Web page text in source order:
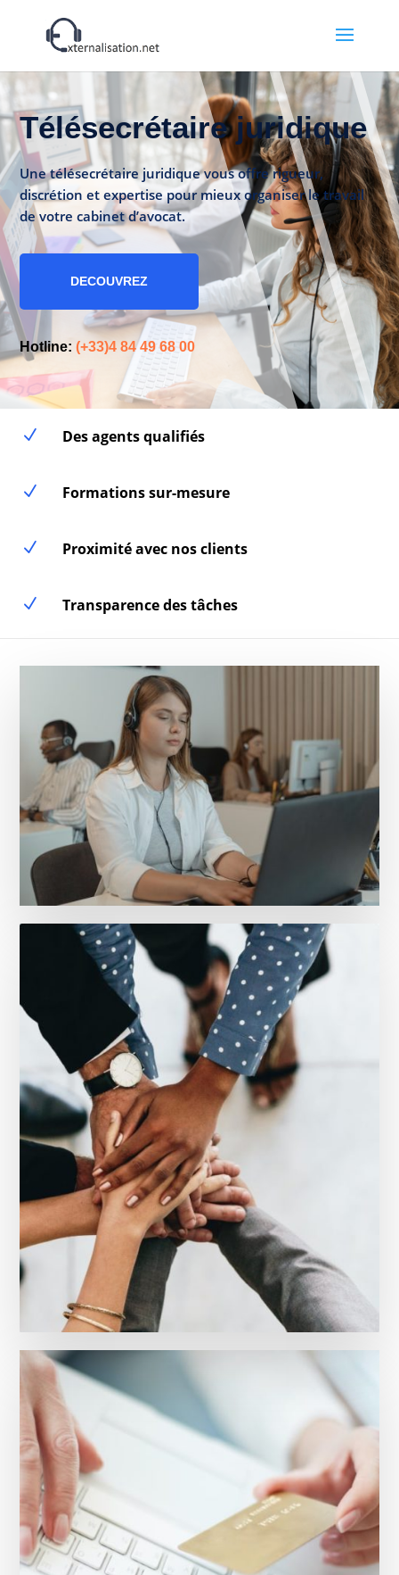
Télésecrétaire juridique
Une télésecrétaire juridique vous offre rigueur,
discrétion et expertise pour mieux organiser le travail
de votre cabinet d’avocat.
DECOUVREZ
Hotline:(+33)4 84 49 68 00
N Des agents qualifiés
N Formations sur-mesure
N Proximité avec nos clients
N Transparence des tâches